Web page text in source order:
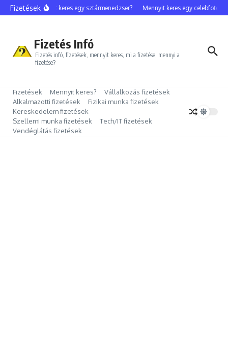
Ugrás a tartalomhoz
FizetésekMennyit keres egy sztármenedzser? Mennyit keres egy celebfotós?
Fizetés Infó
Fizetés infó, fizetések, mennyit keres, mi a fizetése, mennyi a
fizetése?
Fizetések Mennyit keres?
Vállalkozás fizetések
Alkalmazotti fizetések
Fizikai munka fizetések
Kereskedelem fizetések
Szellemi munka fizetések
Tech/IT fizetések
Vendéglátás fizetések